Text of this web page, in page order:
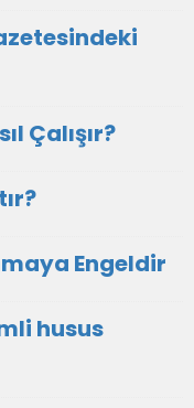
Çalışır?
Engeldir
husus